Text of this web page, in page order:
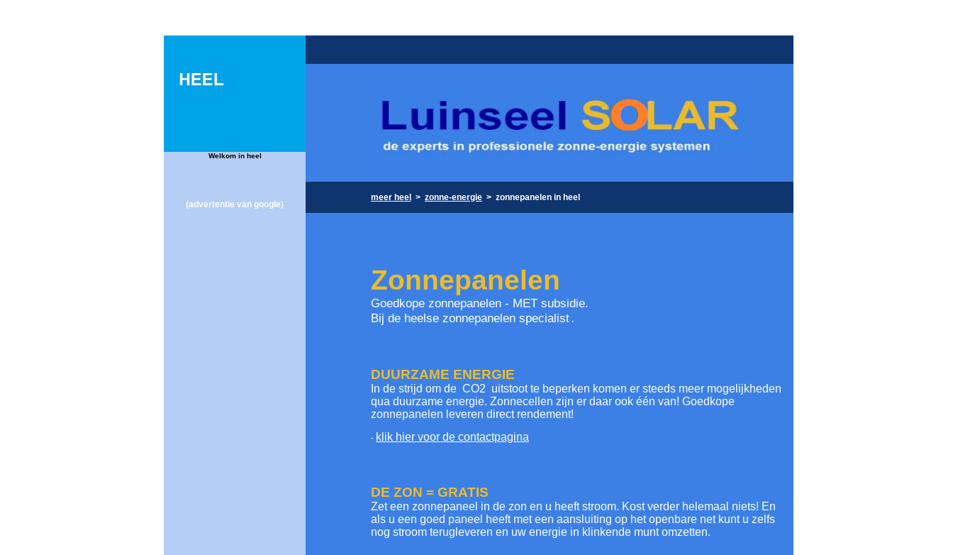
Welkom in heel
(advertentie van google)
meer heel > zonne-energie > zonnepanelen in heel
Zonnepanelen
Goedkope zonnepanelen - MET subsidie.
Bij de heelse zonnepanelen specialist.
DUURZAME ENERGIE
In de strijd om de CO2 uitstoot te beperken komen er steeds meer mogelijkheden
qua duurzame energie. Zonnecellen zijn er daar ook één van! Goedkope
zonnepanelen leveren direct rendement!
- klik hier voor de contactpagina
DE ZON = GRATIS
Zet een zonnepaneel in de zon en u heeft stroom. Kost verder helemaal niets! En
als u een goed paneel heeft met een aansluiting op het openbare net kunt u zelfs
nog stroom terugleveren en uw energie in klinkende munt omzetten.